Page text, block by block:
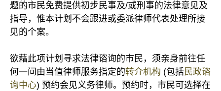
题的市民免费提供初步民事及/或刑事的法律意见及
指导，惟本计划不会跟进或委派律师代表处理所接
见的个案。
欲藉此项计划寻求法律谘询的市民，须亲身前往任
何一间由当值律师服务指定的转介机构 (包括民政谘
询中心) 预约会见义务律师。预约时，市民可选择在